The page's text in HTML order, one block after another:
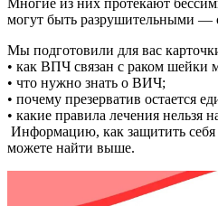
могут быть разрушительными —
Мы подготовили для вас
• как ВПЧ связан с раком шейки
• что нужно знать о ВИЧ;
• почему презерватив остается
• какие правила лечения нельзя
Информацию, как защитить себя
можете найти выше.